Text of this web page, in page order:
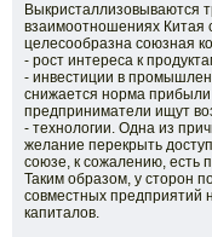
Выкристаллизовываются
взаимоотношениях Китая
целесообразна союзная
- рост интереса к
- инвестиции в
снижается норма прибыли
предприниматели ищут
- технологии. Одна из
желание перекрыть
союзе, к сожалению, есть
Таким образом, у сторон
совместных предприятий
капиталов.